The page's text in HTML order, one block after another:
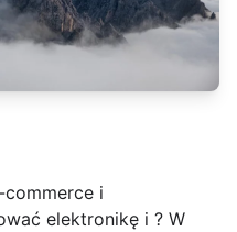
i
elektronikę i ? W